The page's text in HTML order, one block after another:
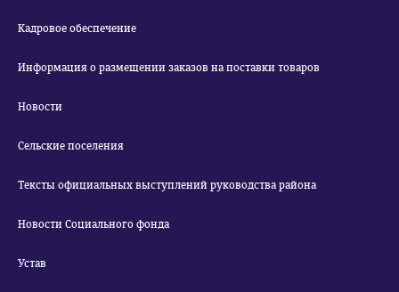
Кадровое обеспечение
Информация о размещении заказов на поставки товаров
Новости
Сельские поселения
Тексты официальных выступлений руководства района
Новости Социального фонда
Устав